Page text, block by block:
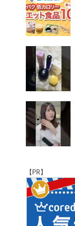
【PR】